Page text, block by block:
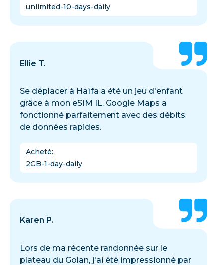
unlimited-10-days-daily
Ellie T.
Se déplacer à Haïfa a été un jeu d'enfant
grâce à mon eSIM IL. Google Maps a
fonctionné parfaitement avec des débits
de données rapides.
Acheté:
2GB-1-day-daily
Karen P.
Lors de ma récente randonnée sur le
plateau du Golan, j'ai été impressionné par